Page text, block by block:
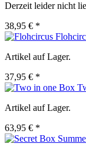
Derzeit leider nicht
38,95 € *
Artikel auf Lager.
37,95 € *
Artikel auf Lager.
63,95 € *